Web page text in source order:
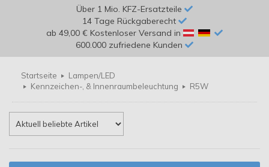
Über 1 Mio. KFZ-Ersatzteile
14 Tage Rückgaberecht
ab 49,00 € Kostenloser Versand in
600.000 zufriedene Kunden
Startseite
Lampen/LED
Kennzeichen-, & Innenraumbeleuchtung
R5W